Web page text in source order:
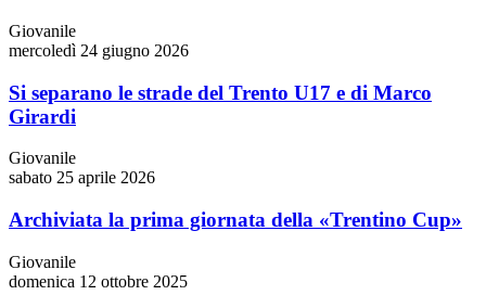
Giovanile
mercoledì 24 giugno 2026
Si separano le strade del Trento U17 e di Marco
Girardi
Giovanile
sabato 25 aprile 2026
Archiviata la prima giornata della «Trentino Cup»
Giovanile
domenica 12 ottobre 2025